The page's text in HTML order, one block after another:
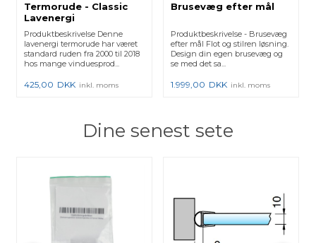
Termorude - Classic
Lavenergi
Produktbeskrivelse Denne
lavenergi termorude har været
standard ruden fra 2000 til 2018
hos mange vinduesprod...
425,00 DKK inkl. moms
Brusevæg efter mål
Produktbeskrivelse - Brusevæg
efter mål Flot og stilren løsning.
Design din egen brusevæg og
se med det sa...
1.999,00 DKK inkl. moms
Dine senest sete